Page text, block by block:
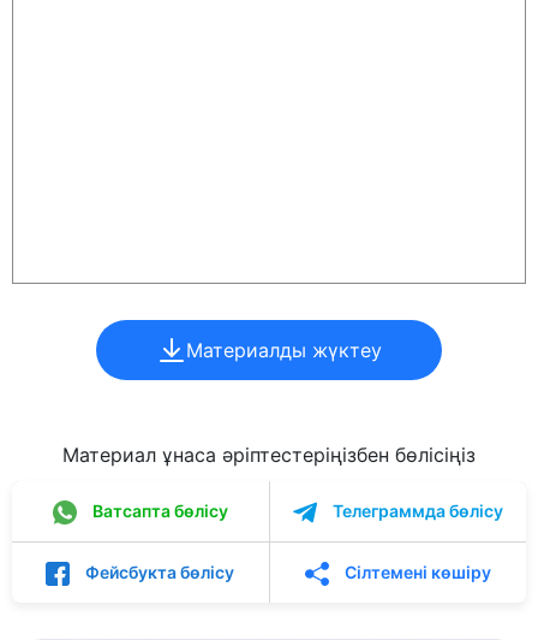
Материалды жүктеу
Материал ұнаса әріптестеріңізбен бөлісіңіз
Ватсапта бөлісу Телеграммда бөлісу
Фейсбукта бөлісу Сілтемені көшіру